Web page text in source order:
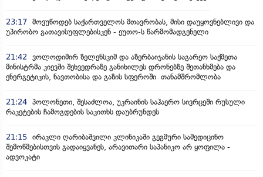
23:17 მოვუწოდებ საქართველოს მთავრობას, მისი დაუყოვნებლივი და
უპირობო გათავისუფლებისკენ - ეუთო-ს წარმომადგენელი
21:42 ვოლოდიმირ ზელენსკიმ და აზერბაიჯანის საგარეო საქმეთა
მინისტრმა კიევში შეხვედრაზე განიხილეს დრონებზე შეთანხმება და
ენერგეტიკის, ნავთობისა და გაზის სფეროში თანამშრომლობა
21:24 პოლონეთი, შესაძლოა, უკრაინის საჰაერო სივრცეში რუსული
რაკეტების ჩამოგდების საკითხს დაუბრუნდეს
21:15 ირაკლი ღარიბაშვილი კლინიკაში გეგმური სამედიცინო
შემოწმებისთვის გადაიყვანეს, არავითარი საპანიკო არ ყოფილა -
ადვოკატი